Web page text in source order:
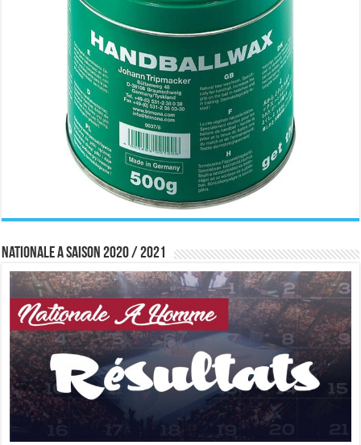
Nationale A saison 2020 / 2021